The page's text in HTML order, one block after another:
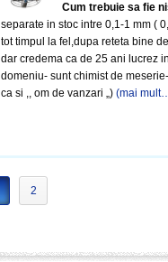
Cum trebuie sa fie
separate in stoc intre 0,1-1 mm (
tot timpul la fel,dupa reteta bine
dar credema ca de 25 ani lucrez
domeniu- sunt chimist de
ca si ,, om de vanzari „) (mai
2